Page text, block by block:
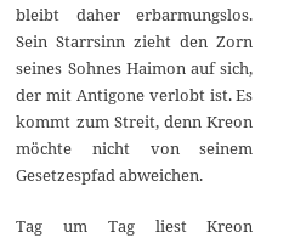
bleibt daher erbarmungslos.
Sein Starrsinn zieht den Zorn
seines Sohnes Haimon auf sich,
der mit Antigone verlobt ist. Es
kommt zum Streit, denn Kreon
möchte nicht von seinem
Gesetzespfad abweichen.
Tag um Tag liest Kreon